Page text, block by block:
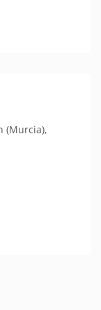
(Murcia),